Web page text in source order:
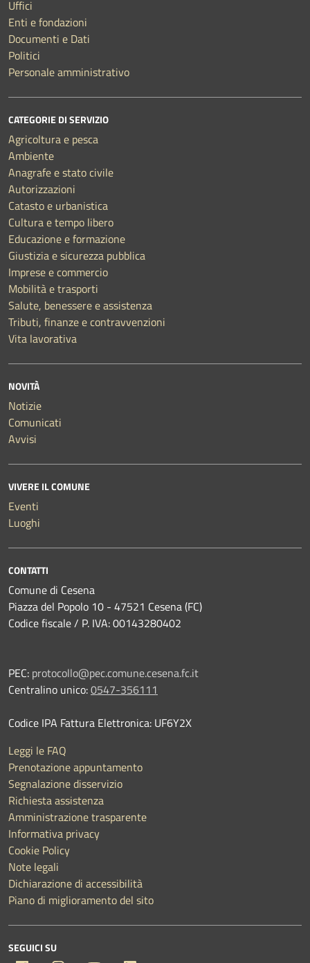
Uffici
Enti e fondazioni
Documenti e Dati
Politici
Personale amministrativo
CATEGORIE DI SERVIZIO
Agricoltura e pesca
Ambiente
Anagrafe e stato civile
Autorizzazioni
Catasto e urbanistica
Cultura e tempo libero
Educazione e formazione
Giustizia e sicurezza pubblica
Imprese e commercio
Mobilità e trasporti
Salute, benessere e assistenza
Tributi, finanze e contravvenzioni
Vita lavorativa
NOVITÀ
Notizie
Comunicati
Avvisi
VIVERE IL COMUNE
Eventi
Luoghi
CONTATTI
Comune di Cesena
Piazza del Popolo 10 - 47521 Cesena (FC)
Codice fiscale / P. IVA: 00143280402
PEC: protocollo@pec.comune.cesena.fc.it
Centralino unico:0547-356111
Codice IPA Fattura Elettronica: UF6Y2X
Leggi le FAQ
Prenotazione appuntamento
Segnalazione disservizio
Richiesta assistenza
Amministrazione trasparente
Informativa privacy
Cookie Policy
Note legali
Dichiarazione di accessibilità
Piano di miglioramento del sito
SEGUICI SU